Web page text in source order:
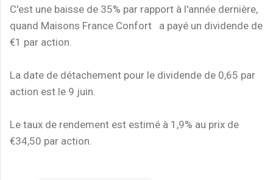
C'est une baisse de 35% par rapport à l'année dernière,
quand Maisons France Confort a payé un dividende de
€1 par action.
La date de détachement pour le dividende de 0,65 par
action est le 9 juin.
Le taux de rendement est estimé à 1,9% au prix de
€34,50 par action.